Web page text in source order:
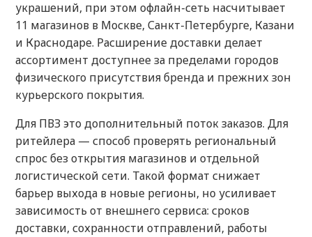
украшений, при этом офлайн-сеть насчитывает
11 магазинов в Москве, Санкт-Петербурге, Казани
и Краснодаре. Расширение доставки делает
ассортимент доступнее за пределами городов
физического присутствия бренда и прежних зон
курьерского покрытия.
Для ПВЗ это дополнительный поток заказов. Для
ритейлера — способ проверять региональный
спрос без открытия магазинов и отдельной
логистической сети. Такой формат снижает
барьер выхода в новые регионы, но усиливает
зависимость от внешнего сервиса: сроков
доставки, сохранности отправлений, работы